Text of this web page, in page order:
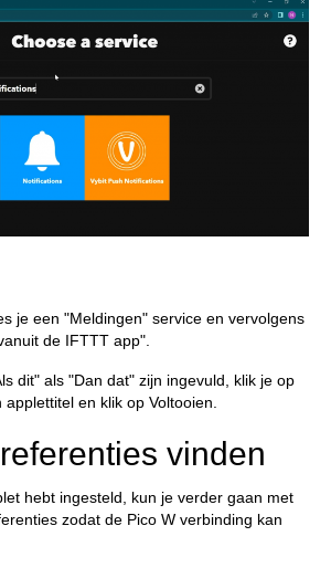
je een "Meldingen" service en vervolgens
de IFTTT app".
dit" als "Dan dat" zijn ingevuld, klik je op
en klik op Voltooien.
vinden
hebt ingesteld, kun je verder gaan met
zodat de Pico W verbinding kan